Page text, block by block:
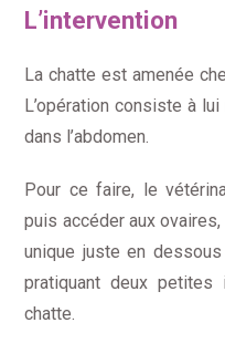
L’intervention
La chatte est amenée
L’opération consiste à
dans l’abdomen.
Pour ce faire, le
puis accéder aux
unique juste en
pratiquant deux
chatte.